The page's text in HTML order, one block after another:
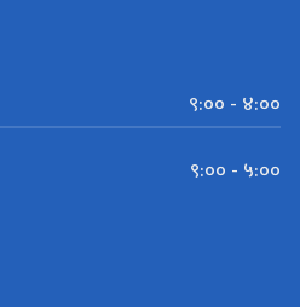
९:०० - ४:००
९:०० - ५:००